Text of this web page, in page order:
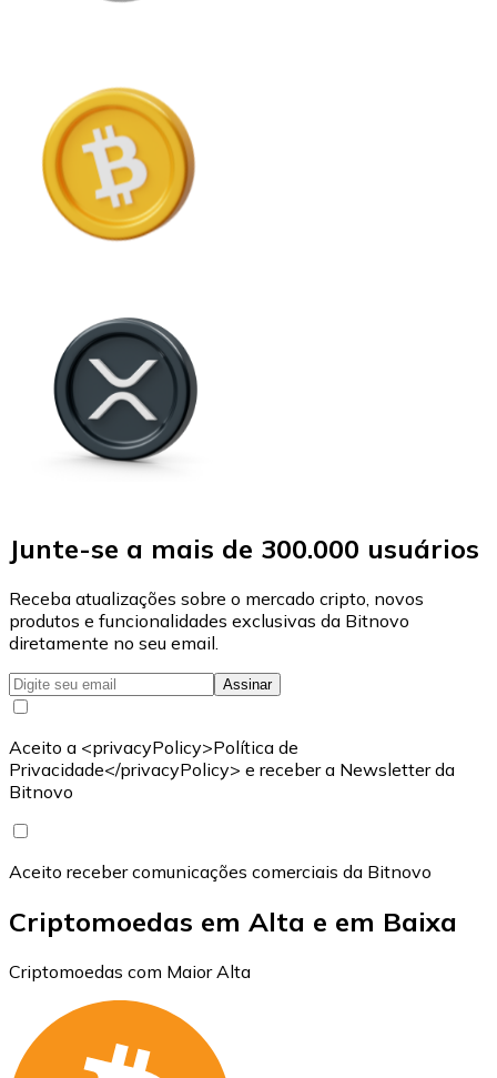
Junte-se a mais de 300.000 usuários
Receba atualizações sobre o mercado cripto, novos
produtos e funcionalidades exclusivas da Bitnovo
diretamente no seu email.
Assinar
Aceito a <privacyPolicy>Política de
Privacidade</privacyPolicy> e receber a Newsletter da
Bitnovo
Aceito receber comunicações comerciais da Bitnovo
Criptomoedas em Alta e em Baixa
Criptomoedas com Maior Alta